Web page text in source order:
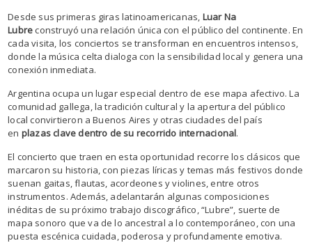
Desde sus primeras giras latinoamericanas, Luar Na
Lubre construyó una relación única con el público del continente. En
cada visita, los conciertos se transforman en encuentros intensos,
donde la música celta dialoga con la sensibilidad local y genera una
conexión inmediata.
Argentina ocupa un lugar especial dentro de ese mapa afectivo. La
comunidad gallega, la tradición cultural y la apertura del público
local convirtieron a Buenos Aires y otras ciudades del país
en plazas clave dentro de su recorrido internacional.
El concierto que traen en esta oportunidad recorre los clásicos que
marcaron su historia, con piezas líricas y temas más festivos donde
suenan gaitas, flautas, acordeones y violines, entre otros
instrumentos. Además, adelantarán algunas composiciones
inéditas de su próximo trabajo discográfico, “Lubre”, suerte de
mapa sonoro que va de lo ancestral a lo contemporáneo, con una
puesta escénica cuidada, poderosa y profundamente emotiva.